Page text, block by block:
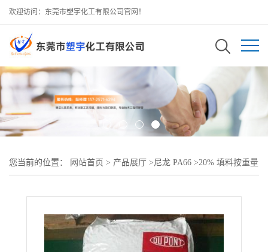
欢迎访问：东莞市塑宇化工有限公司官网！
您当前的位置： 网站首页 > 产品展厅 >尼龙 PA66 >20% 填料按重量